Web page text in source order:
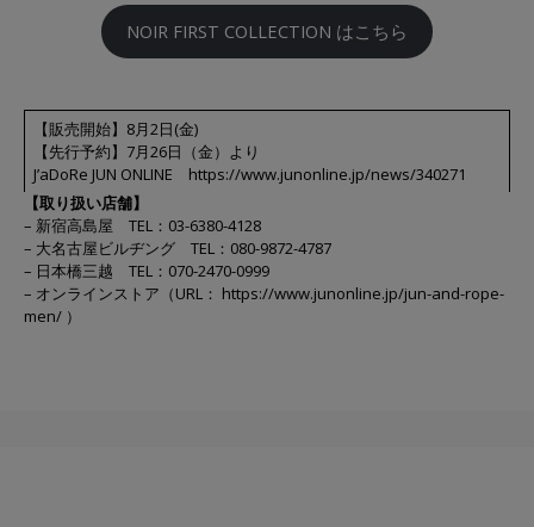
NOIR FIRST COLLECTION はこちら
【販売開始】8月2日(金)
【先行予約】7月26日（金）より
J’aDoRe JUN ONLINE https://www.junonline.jp/news/340271
【取り扱い店舗】
– 新宿高島屋 TEL：03-6380-4128
– 大名古屋ビルヂング TEL：080-9872-4787
– 日本橋三越 TEL：070-2470-0999
– オンラインストア（URL： https://www.junonline.jp/jun-and-rope-
men/ ）